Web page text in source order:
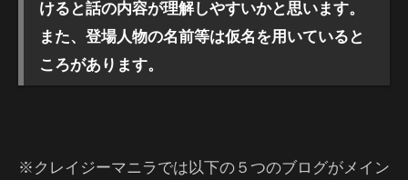
けると話の内容が理解しやすいかと思います。
また、登場人物の名前等は仮名を用いていると
ころがあります。
※クレイジーマニラでは以下の５つのブログがメイン